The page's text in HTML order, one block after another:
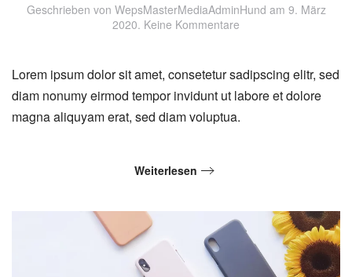
Geschrieben von WepsMasterMediaAdminHund am 9. März
2020. Keine Kommentare
Lorem ipsum dolor sit amet, consetetur sadipscing elitr, sed
diam nonumy eirmod tempor invidunt ut labore et dolore
magna aliquyam erat, sed diam voluptua.
Weiterlesen